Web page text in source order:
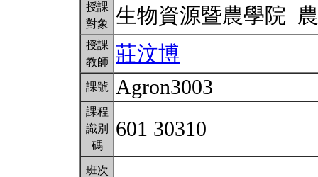
授課
對象
生物資源暨農學院
授課
教師
莊汶博
課號 Agron3003
課程
識別
碼
601 30310
班次